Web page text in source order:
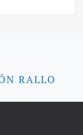
RALLO